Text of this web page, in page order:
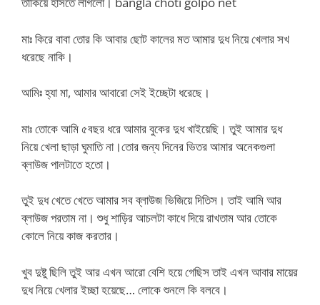
মাঃ কিরে বাবা তোর কি আবার ছোট কালের মত আমার দুধ নিয়ে খেলার সখ
ধরেছে নাকি।
আমিঃ হ্যা মা, আমার আবারো সেই ইচ্ছেটা ধরেছে।
মাঃ তোকে আমি ৫বছর ধরে আমার বুকের দুধ খাইয়েছি। তুই আমার দুধ
নিয়ে খেলা ছাড়া ঘুমাতি না।তোর জন্য দিনের ভিতর আমার অনেকগুলা
ব্লাউজ পালটাতে হতো।
তুই দুধ খেতে খেতে আমার সব ব্লাউজ ভিজিয়ে দিতিস। তাই আমি আর
ব্লাউজ পরতাম না। শুধু শাড়ির আচলটা কাধে দিয়ে রাখতাম আর তোকে
কোলে নিয়ে কাজ করতার।
খুব দুষ্টু ছিলি তুই আর এখন আরো বেশি হয়ে গেছিস তাই এখন আবার মায়ের
দুধ নিয়ে খেলার ইচ্ছা হয়েছে… লোকে শুনলে কি বলবে।